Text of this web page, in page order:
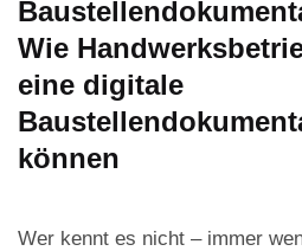
Wie
eine digitale
können
Wer kennt es nicht – immer